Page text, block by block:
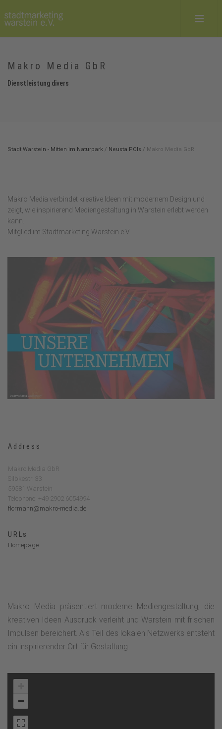
Makro Media GbR
Dienstleistung divers
Stadt Warstein - Mitten im Naturpark / Neusta POIs / Makro Media GbR
Makro Media verbindet kreative Ideen mit modernem Design und
zeigt, wie inspirierend Mediengestaltung in Warstein erlebt werden
kann.
Mitglied im Stadtmarketing Warstein e.V.
Address
Makro Media GbR
Silbkestr. 33
59581 Warstein
Telephone: +49 2902 6054994
flormann@makro-media.de
URLs
Homepage
Makro Media präsentiert moderne Mediengestaltung, die
kreativen Ideen Ausdruck verleiht und Warstein mit frischen
Impulsen bereichert. Als Teil des lokalen Netzwerks entsteht
ein inspirierender Ort für Gestaltung.
−